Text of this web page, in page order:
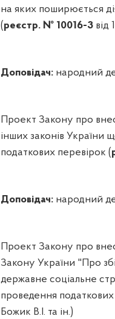
на яких поширюється
(реєстр. № 10016-3від
Доповідач:народний
Проект Закону про
інших законів України
податкових перевірок (
Доповідач:народний
Проект Закону про
Закону України "Про
державне соціальне
проведення податкових
Божик В.І. та ін.)